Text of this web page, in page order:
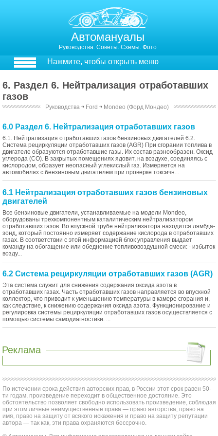
Автомануалы
Руководства. Советы. Схемы. Фото
Нажмите, чтобы открыть меню
6. Раздел 6. Нейтрализация отработавших
газов
Руководства ￫ Ford ￫ Mondeo (Форд Мондео)
6.0 Раздел 6. Нейтрализация отработавших газов
6.1. Нейтрализация отработавших газов бензиновых двигателей 6.2.
Система рециркуляции отработавших газов (AGR) При сгорании топлива в
двигателе образуются отработавшие газы. Их состав разнообразен. Оксид
углерода (СО). В закрытых помещениях ядовит, на воздухе, соединяясь с
кислородом, образует неопасный углекислый газ. Измеряется на
автомобилях с бензиновым двигателем при проверке токсичн...
6.1 Нейтрализация отработавших газов бензиновых
двигателей
Все бензиновые двигатели, устанавливаемые на модели Mondeo,
оборудованы трехкомпонентным каталитическим нейтрализатором
отработавших газов. Во впускной трубе нейтрализатора находится лямбда-
зонд, который постоянно измеряет содержание кислорода в отработавших
газах. В соответствии с этой информацией блок управления выдает
команду на обогащение или обеднение топливовоздушной смеси: - избыток
возду...
6.2 Система рециркуляции отработавших газов (AGR)
Эта система служит для снижения содержания оксида азота в
отработавших газах. Часть отработавших газов направляется во впускной
коллектор, что приводит к уменьшению температуры в камере сгорания и,
как следствие, к снижению содержания оксида азота. Функционирование и
регулировка системы рециркуляции отработавших газов осуществляется с
помощью системы самодиагностики. ...
Реклама
По истечении срока действия авторских прав, в России этот срок равен 50-
ти годам, произведение переходит в общественное достояние. Это
обстоятельство позволяет свободно использовать произведение, соблюдая
при этом личные неимущественные права — право авторства, право на
имя, право на защиту от всякого искажения и право на защиту репутации
автора — так как, эти права охраняются бессрочно.